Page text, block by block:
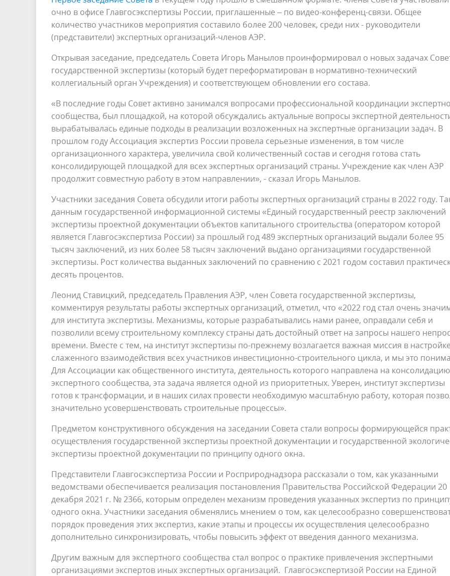
очно в офисе Главгосэкспертизы России, приглашенные – по видео-конференц-связи. Общее
количество участников мероприятия составило более 200 человек, среди них - руководители
(представители) экспертных организаций-членов АЭР.
Открывая заседание, председатель Совета Игорь Манылов проинформировал о новых задачах
государственной экспертизы (который будет переформатирован в нормативно-технический
коллегиальный орган Учреждения) и соответствующем обновлении его состава.
«В последние годы Совет активно занимался вопросами профессиональной координации
сообщества, был площадкой, на которой обсуждались актуальные вопросы экспертной
вырабатывалась единые подходы в реализации возложенных на экспертные организации задач. В
прошлом году Ассоциация экспертиз России провела серьезные изменения, в том числе
организационного характера, увеличила свой количественный состав и сегодня готова стать
консолидирующей площадкой для всех экспертных организаций страны. Учреждение как член АЭР
продолжит совместную работу в этом направлении», - сказал Игорь Манылов.
Участники заседания Совета обсудили итоги работы экспертных организаций страны в 2022 году.
данным государственной информационной системы «Единый государственный реестр заключений
экспертизы проектной документации объектов капитального строительства (оператором которой
является Главгосэкспертиза России) за прошлый год 489 экспертных организаций выдали более 95
тысяч заключений, из них более 58 тысяч заключений выдано организациями государственной
экспертизы. Рост количества выданных заключений по сравнению с 2021 годом составил
десять процентов.
Леонид Ставицкий, председатель Правления АЭР, член Совета государственной экспертизы,
комментируя результаты работы экспертных организаций, отметил, что «2022 год стал очень
для института экспертизы. Механизмы, которые разрабатывались нами ранее, оправдали себя и
позволили всему строительному комплексу страны дать достойный ответ на запросы нашего
времени. Вместе с тем, на институт экспертизы по-прежнему возлагается важная миссия в настройке
слаженного взаимодействия всех участников инвестиционно-строительного цикла, и мы это
Для Ассоциации как общественного института, деятельность которого направлена на консолидацию
экспертного сообщества, эта задача является одной из приоритетных. Уверен, институт экспертизы
готов к трансформации, и в наших силах провести необходимую масштабную работу, которая
значительно усовершенствовать строительные процессы».
Предметом конструктивного обсуждения на заседании Совета стали вопросы формирующейся
осуществления государственной экспертизы проектной документации и государственной
экспертизы проектной документации по принципу одного окна.
Представители Главгосэкспертиза России и Росприроднадзора рассказали о том, как указанными
ведомствами обеспечивается реализация постановления Правительства Российской Федерации 20
декабря 2021 г. № 2366, которым определен механизм проведения указанных экспертиз по
одного окна. Участники заседания обменялись мнением о том, как целесообразно
порядок проведения этих экспертиз, какие этапы и процессы их осуществления целесообразно
дополнительно синхронизировать, чтобы повысить эффект от введения данного механизма.
Другим важным для экспертного сообщества стал вопрос о практике привлечения экспертными
организациями экспертов иных экспертных организаций. Главгосэкспертизой России на Единой